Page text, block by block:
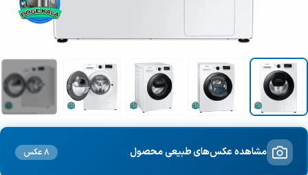
مشاهده عکس‌های طبیعی محصول 8 عکس